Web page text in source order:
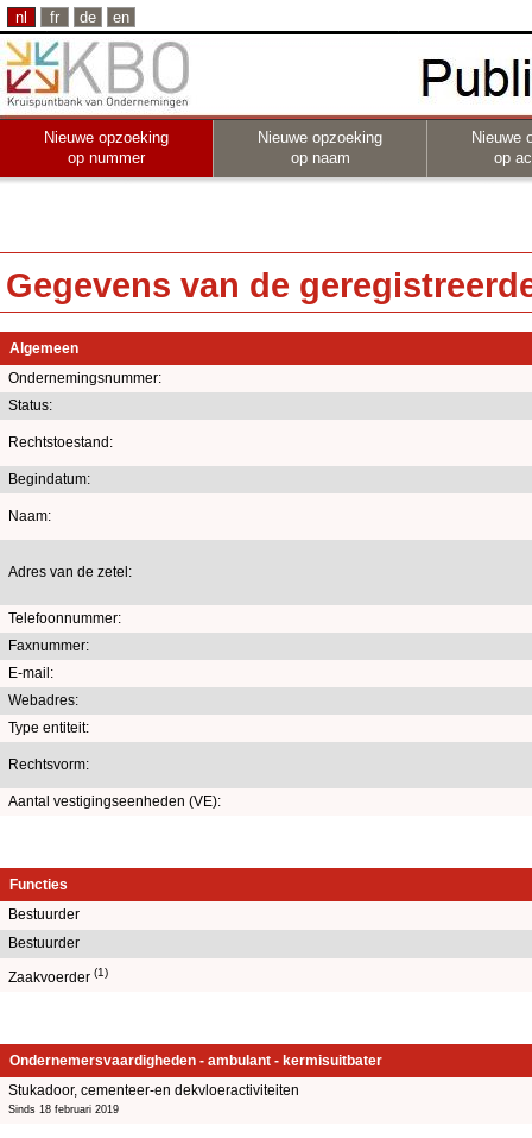
nl fr de en
Nieuwe opzoeking
op nummer
Nieuwe opzoeking
op naam
Nieuwe
op
Gegevens van de
Algemeen
Ondernemingsnummer:
Status:
Rechtstoestand:
Begindatum:
Naam:
Adres van de zetel:
Telefoonnummer:
Faxnummer:
E-mail:
Webadres:
Type entiteit:
Rechtsvorm:
Aantal vestigingseenheden (VE):
Functies
Bestuurder
Bestuurder
Zaakvoerder (1)
Ondernemersvaardigheden - ambulant - kermisuitbater
Stukadoor, cementeer-en dekvloeractiviteiten
Sinds 18 februari 2019